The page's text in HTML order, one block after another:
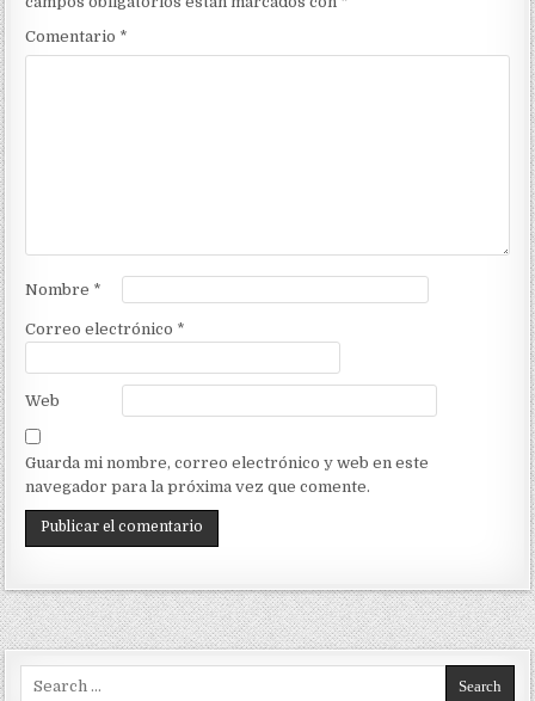
Comentario *
Nombre *
Correo electrónico *
Web
Guarda mi nombre, correo electrónico y web en este
navegador para la próxima vez que comente.
Search for: